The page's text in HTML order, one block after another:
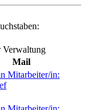
Verwaltung
Mail